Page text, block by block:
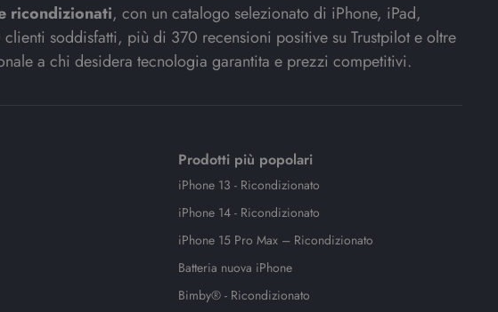
ricondizionati, con un catalogo selezionato di iPhone, iPad,
soddisfatti, più di 370 recensioni positive su Trustpilot e oltre
a chi desidera tecnologia garantita e prezzi competitivi.
Prodotti più popolari
iPhone 13 - Ricondizionato
iPhone 14 - Ricondizionato
iPhone 15 Pro Max – Ricondizionato
Batteria nuova iPhone
Bimby® - Ricondizionato